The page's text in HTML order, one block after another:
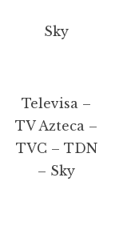
Sky
Televisa –
TV Azteca –
TVC – TDN
– Sky